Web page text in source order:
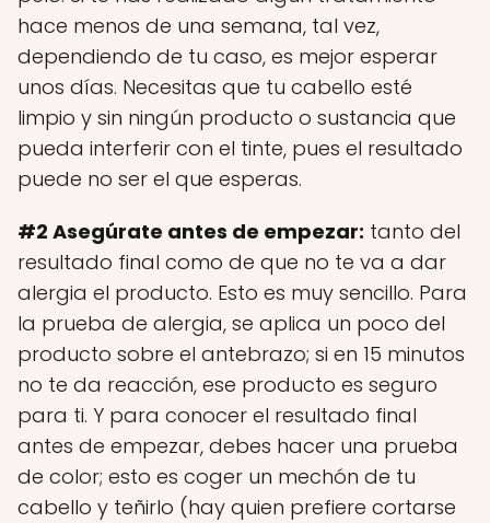
hace menos de una semana, tal vez,
dependiendo de tu caso, es mejor esperar
unos días. Necesitas que tu cabello esté
limpio y sin ningún producto o sustancia que
pueda interferir con el tinte, pues el resultado
puede no ser el que esperas.
#2 Asegúrate antes de empezar: tanto del
resultado final como de que no te va a dar
alergia el producto. Esto es muy sencillo. Para
la prueba de alergia, se aplica un poco del
producto sobre el antebrazo; si en 15 minutos
no te da reacción, ese producto es seguro
para ti. Y para conocer el resultado final
antes de empezar, debes hacer una prueba
de color; esto es coger un mechón de tu
cabello y teñirlo (hay quien prefiere cortarse